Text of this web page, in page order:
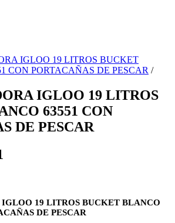
IGLOO 19 LITROS BUCKET
CON PORTACAÑAS DE PESCAR /
IGLOO 19 LITROS
63551 CON
DE PESCAR
IGLOO 19 LITROS BUCKET BLANCO
DE PESCAR